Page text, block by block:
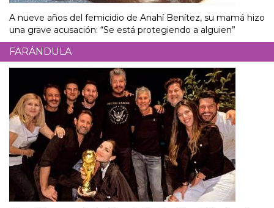
A nueve años del femicidio de Anahí Benítez, su mamá hizo
una grave acusación: “Se está protegiendo a alguien”
FARÁNDULA